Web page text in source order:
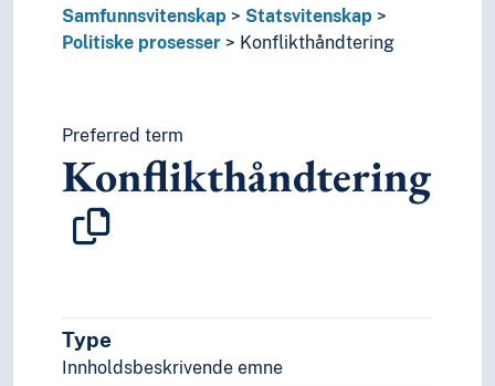
Sosial rettferdighet
Sosiale valg
Sosialisering
Uavhengighet
Utnytting (Sosiale prosesser)
Sosiale relasjoner
Sosiale strukturer
Sosiale ulikheter
Symbolsk interaksjonisme
Velferd
Statistikk
Samfunnsvitenskap
Statsvitenskap
Politiske prosesser
Konflikthåndtering
Preferred term
Konflikthåndtering
Type
Innholdsbeskrivende emne